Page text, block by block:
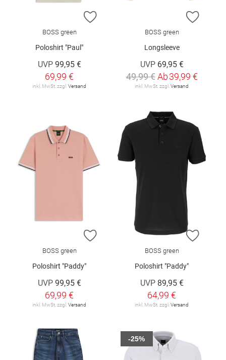
ZUR WUNSCHLISTE HINZUFÜGEN
BOSS green
Poloshirt "Paul"
UVP 99,95 €
69,99 €
inkl. MwSt. zzgl. Versand
ZUR
BOSS green
Longsleeve
UVP 69,95 €
49,99 € Ab39,99 €
inkl. MwSt. zzgl. Versand
ZUR WUNSCHLISTE HINZUFÜGEN
BOSS green
Poloshirt "Paddy"
UVP 99,95 €
69,99 €
inkl. MwSt. zzgl. Versand
ZUR
BOSS green
Poloshirt "Paddy"
UVP 89,95 €
64,99 €
inkl. MwSt. zzgl. Versand
-25%